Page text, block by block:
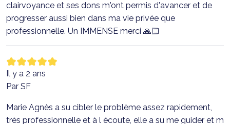
clairvoyance et ses dons m'ont permis d'avancer et de
progresser aussi bien dans ma vie privée que
professionnelle. Un IMMENSE merci 🙏🏻
Il y a 2 ans
Par SF
Marie Agnès a su cibler le problème assez rapidement,
très professionnelle et à l écoute, elle a su me guider et m